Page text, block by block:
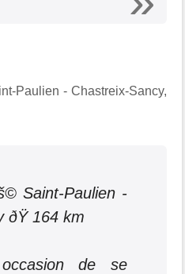
Paulien - Chastreix-Sancy,
Saint-Paulien -
164 km
de se